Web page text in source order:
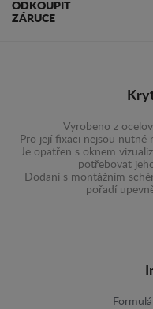
ODKOUPIT
ZÁRUCE
Vyrobeno z
Pro její fixaci nejsou nutné
Je opatřen s oknem
potřebovat
Dodaní s montážním
pořadí